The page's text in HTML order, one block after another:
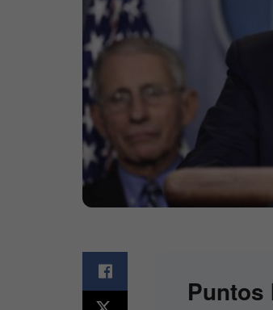
Puntos